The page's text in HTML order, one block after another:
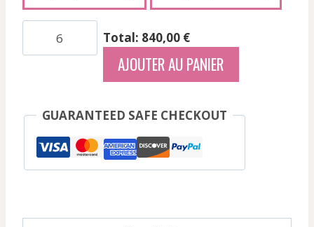
Meursault
Perrieres
-
Total: 840,00 €
AJOUTER AU PANIER
GUARANTEED SAFE CHECKOUT